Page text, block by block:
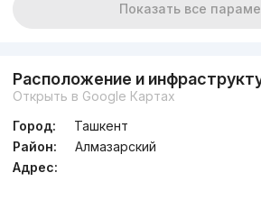
Показать все
Расположение и
Открыть в Google Картах
Город:
Ташкент
Район:
Алмазарский
Адрес: